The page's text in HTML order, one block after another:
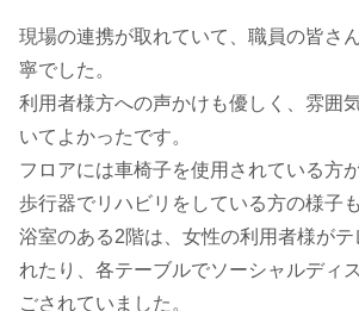
現場の連携が取れていて、職員の皆さ
寧でした。
利用者様方への声かけも優しく、雰囲
いてよかったです。
フロアには車椅子を使用されている方
歩行器でリハビリをしている方の様子
浴室のある2階は、女性の利用者様が
れたり、各テーブルでソーシャルディ
ごされていました。